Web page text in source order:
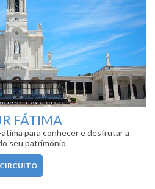
FÁTIMA
para conhecer e desfrutar a
seu património
CIRCUITO